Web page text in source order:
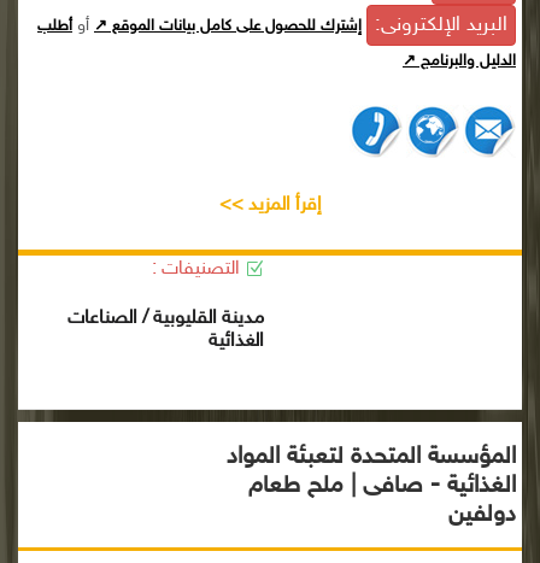
البريد الإلكترونى: إشترك للحصول على كامل بيانات الموقع ↗ أوأطلب
الدليل والبرنامج ↗
إقرأ المزيد >>
التصنيفات :
مدينة القليوبية / الصناعات
الغذائية
المؤسسة المتحدة لتعبئة المواد
الغذائية - صافى | ملح طعام
دولفين